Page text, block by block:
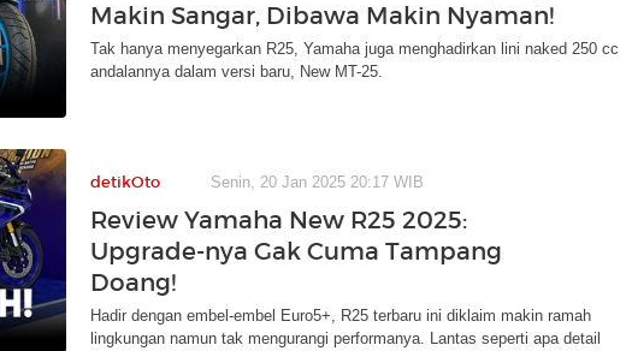
Makin Sangar, Dibawa Makin Nyaman!
Tak hanya menyegarkan R25, Yamaha juga menghadirkan lini naked 250 cc
andalannya dalam versi baru, New MT-25.
detikOto Senin, 20 Jan 2025 20:17 WIB
Review Yamaha New R25 2025:
Upgrade-nya Gak Cuma Tampang
Doang!
Hadir dengan embel-embel Euro5+, R25 terbaru ini diklaim makin ramah
lingkungan namun tak mengurangi performanya. Lantas seperti apa detail